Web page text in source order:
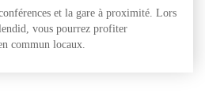
et la gare à proximité. Lors
vous pourrez profiter
commun locaux.